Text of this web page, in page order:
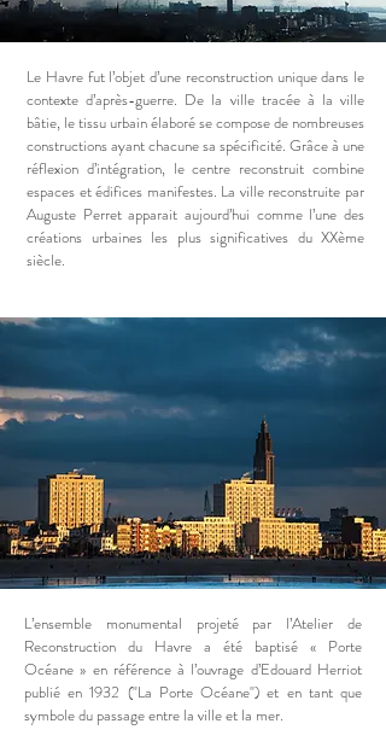
Le Havre fut l’objet d’une reconstruction unique dans le
contexte d’après-guerre. De la ville tracée à la ville
bâtie, le tissu urbain élaboré se compose de nombreuses
constructions ayant chacune sa spécificité. Grâce à une
réflexion d’intégration, le centre reconstruit combine
espaces et édifices manifestes. La ville reconstruite par
Auguste Perret apparait aujourd’hui comme l’une des
créations urbaines les plus significatives du XXème
siècle.
L’ensemble monumental projeté par l’Atelier de
Reconstruction du Havre a été baptisé « Porte
Océane » en référence à l’ouvrage d’Edouard Herriot
publié en 1932 ("La Porte Océane") et en tant que
symbole du passage entre la ville et la mer.